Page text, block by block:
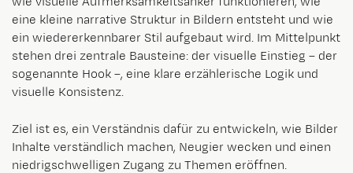
eine kleine narrative Struktur in Bildern entsteht und wie
ein wiedererkennbarer Stil aufgebaut wird. Im Mittelpunkt
stehen drei zentrale Bausteine: der visuelle Einstieg – der
sogenannte Hook –, eine klare erzählerische Logik und
visuelle Konsistenz.
Ziel ist es, ein Verständnis dafür zu entwickeln, wie Bilder
Inhalte verständlich machen, Neugier wecken und einen
niedrigschwelligen Zugang zu Themen eröffnen.